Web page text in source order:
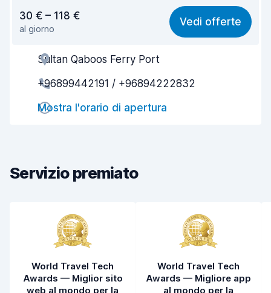
7,4
Facile da trovare 8,0
Gentilezza degli agenti
Rapidità del ritiro
Rapidità della riconsegna
Condizioni dell'auto
30 € – 118 €
al giorno
Vedi offerte
Sultan Qaboos Ferry Port
+96899442191 / +96894222832
Mostra l'orario di apertura
Servizio premiato
World Travel Tech
Awards — Miglior sito
web al mondo per la
World Travel Tech
Awards — Migliore app
al mondo per la